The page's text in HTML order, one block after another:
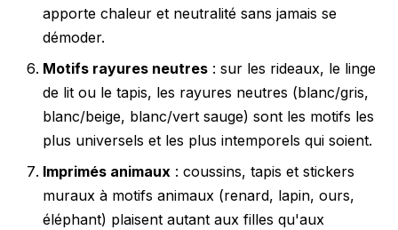
apporte chaleur et neutralité sans jamais se
démoder.
Motifs rayures neutres : sur les rideaux, le linge
de lit ou le tapis, les rayures neutres (blanc/gris,
blanc/beige, blanc/vert sauge) sont les motifs les
plus universels et les plus intemporels qui soient.
Imprimés animaux : coussins, tapis et stickers
muraux à motifs animaux (renard, lapin, ours,
éléphant) plaisent autant aux filles qu'aux